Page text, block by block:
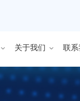
关于我们 联